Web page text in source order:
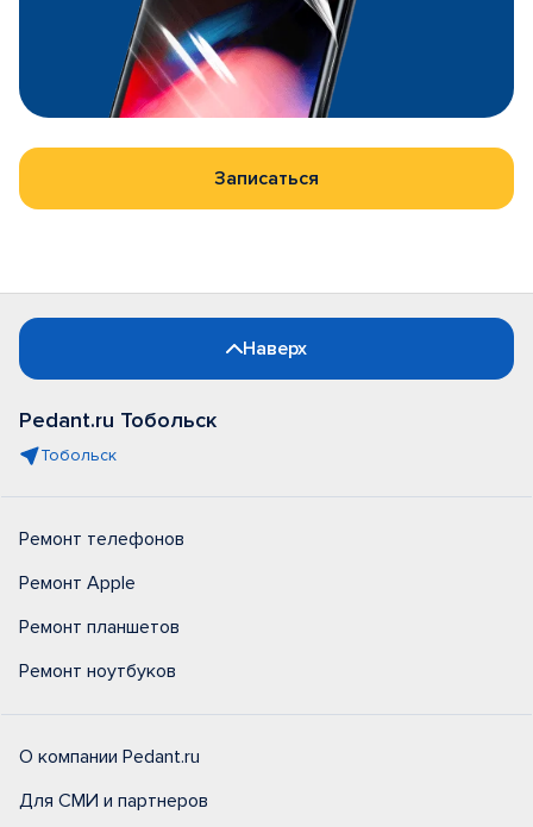
Записаться
Наверх
Pedant.ru Тобольск
Тобольск
Ремонт телефонов
Ремонт Apple
Ремонт планшетов
Ремонт ноутбуков
О компании Pedant.ru
Для СМИ и партнеров